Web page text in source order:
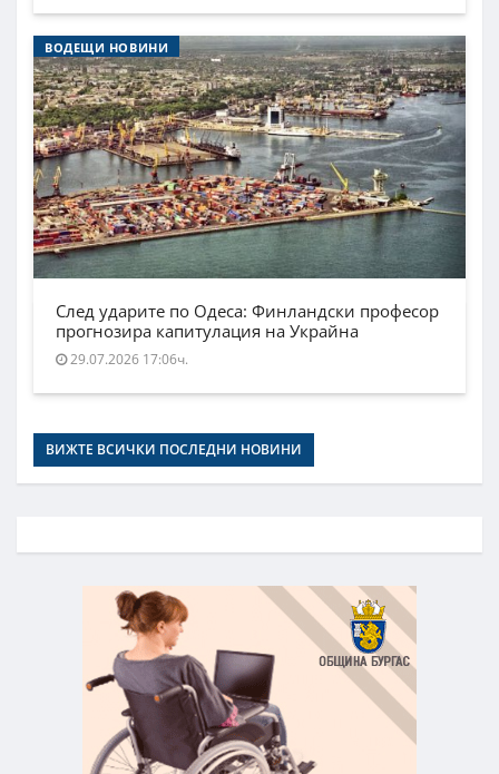
ВОДЕЩИ НОВИНИ
След ударите по Одеса: Финландски професор
прогнозира капитулация на Украйна
29.07.2026 17:06ч.
ВИЖТЕ ВСИЧКИ ПОСЛЕДНИ НОВИНИ